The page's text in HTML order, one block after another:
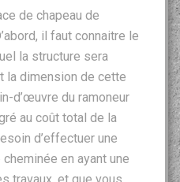
de chapeau de
il faut connaitre le
la structure sera
la dimension de cette
d’œuvre du ramoneur
au coût total de la
d’effectuer une
en ayant une
travaux, et que vous